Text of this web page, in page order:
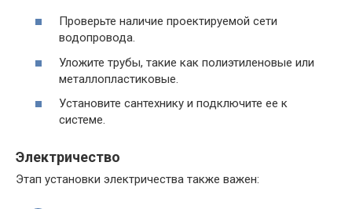
Проверьте наличие проектируемой сети
водопровода.
Уложите трубы, такие как полиэтиленовые или
металлопластиковые.
Установите сантехнику и подключите ее к
системе.
Электричество
Этап установки электричества также важен: